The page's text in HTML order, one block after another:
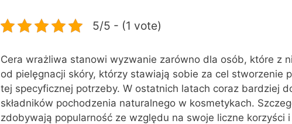
5/5 - (1 vote)
Cera wrażliwa stanowi wyzwanie zarówno dla osób, które z
od pielęgnacji skóry, którzy stawiają sobie za cel stworzenie
tej specyficznej potrzeby. W ostatnich latach coraz bardziej
składników pochodzenia naturalnego w kosmetykach.
zdobywają popularność ze względu na swoje liczne korzyści